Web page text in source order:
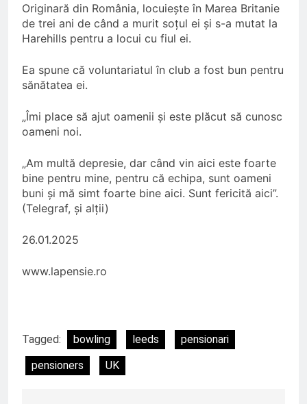
Originară din România, locuiește în Marea Britanie
de trei ani de când a murit soțul ei și s-a mutat la
Harehills pentru a locui cu fiul ei.
Ea spune că voluntariatul în club a fost bun pentru
sănătatea ei.
„Îmi place să ajut oamenii și este plăcut să cunosc
oameni noi.
„Am multă depresie, dar când vin aici este foarte
bine pentru mine, pentru că echipa, sunt oameni
buni și mă simt foarte bine aici. Sunt fericită aici”.
(Telegraf, și alții)
26.01.2025
www.lapensie.ro
Tagged: bowling leeds
pensionari
pensioners
UK